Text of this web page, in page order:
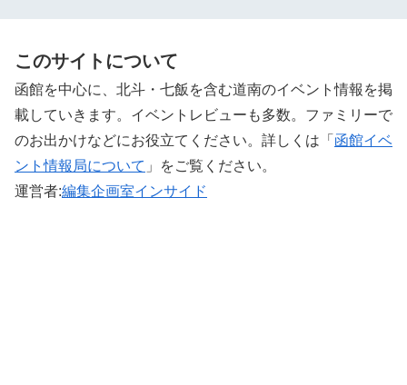
このサイトについて
函館を中心に、北斗・七飯を含む道南のイベント情報を掲
載していきます。イベントレビューも多数。ファミリーで
のお出かけなどにお役立てください。詳しくは「 函館イベ
ント情報局について 」をご覧ください。 ‎
運営者:編集企画室インサイド